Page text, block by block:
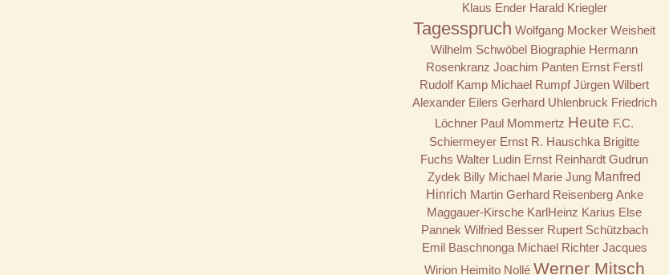
Klaus Ender Harald Kriegler
Tagesspruch Wolfgang Mocker Weisheit
Wilhelm Schwöbel Biographie Hermann
Rosenkranz Joachim Panten Ernst Ferstl
Rudolf Kamp Michael Rumpf Jürgen Wilbert
Alexander Eilers Gerhard Uhlenbruck Friedrich
Löchner Paul Mommertz Heute F.C.
Schiermeyer Ernst R. Hauschka Brigitte
Fuchs Walter Ludin Ernst Reinhardt Gudrun
Zydek Billy Michael Marie Jung Manfred
Hinrich Martin Gerhard Reisenberg Anke
Maggauer-Kirsche KarlHeinz Karius Else
Pannek Wilfried Besser Rupert Schützbach
Emil Baschnonga Michael Richter Jacques
Wirion Heimito Nollé Werner Mitsch